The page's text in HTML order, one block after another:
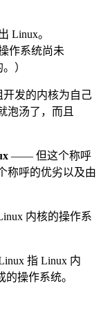
Linux。
作系统尚未
）
开发的内核为自己
泡汤了，而且
—— 但这个称呼
称呼的优劣以及由
内核的操作系
指 Linux 内
操作系统。